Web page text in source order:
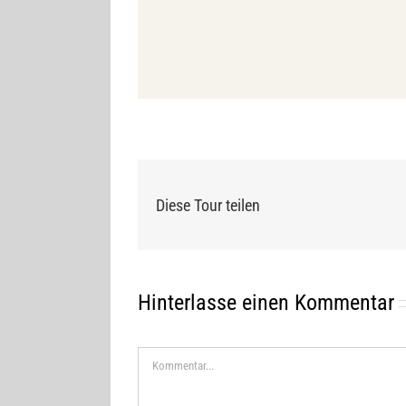
Diese Tour teilen
Hinterlasse einen Kommentar
Kommentar